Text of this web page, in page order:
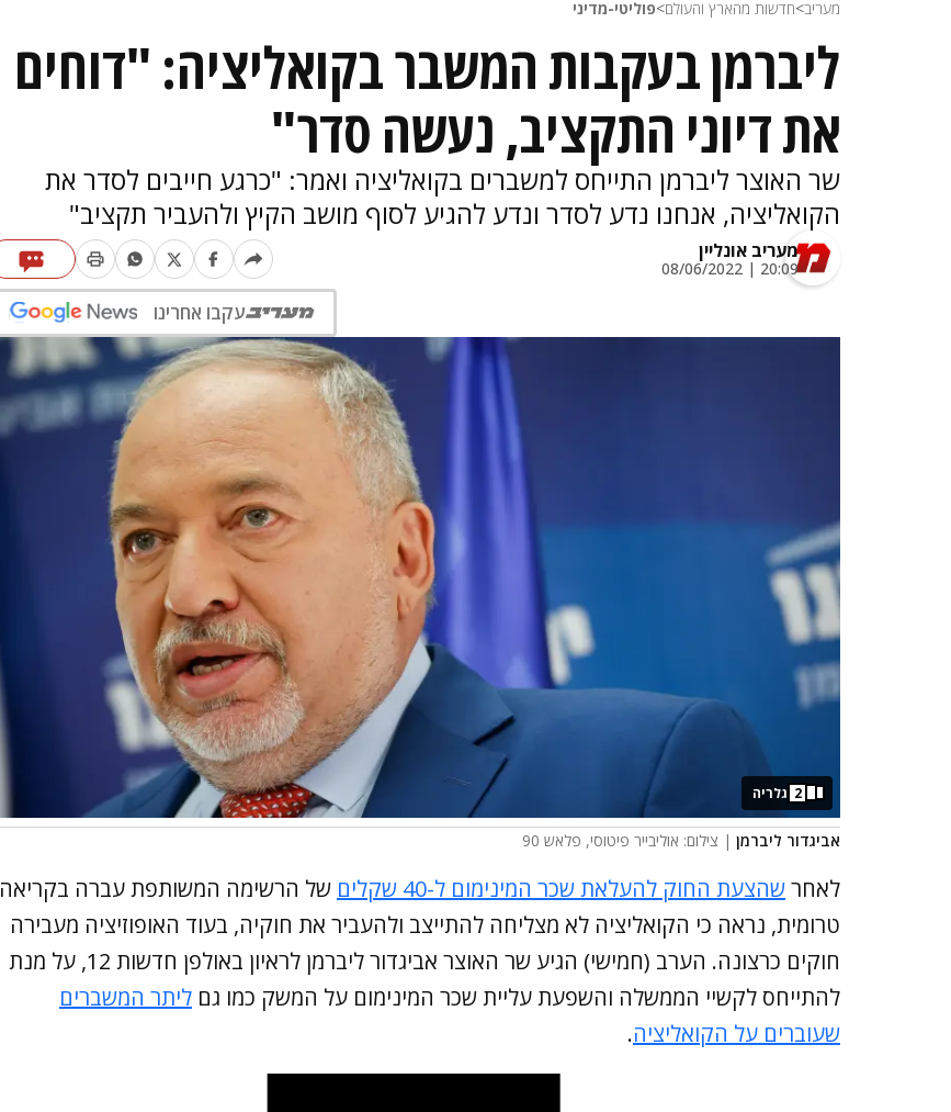
מעריב>חדשות מהארץ והעולם>פוליטי-מדיני
ליברמן בעקבות המשבר בקואליציה: "דוחים
את דיוני התקציב, נעשה סדר"
שר האוצר ליברמן התייחס למשברים בקואליציה ואמר: "כרגע חייבים לסדר את
הקואליציה, אנחנו נדע לסדר ונדע להגיע לסוף מושב הקיץ ולהעביר תקציב"
מעריב אונליין
20:09 | 08/06/2022
עקבו אחרינו
אביגדור ליברמן | צילום: אוליבייר פיטוסי, פלאש 90
2 גלריה
לאחרשהצעת החוק להעלאת שכר המינימום ל-40 שקלים
של הרשימה המשותפת עברה בקריאה
טרומית, נראה כי הקואליציה לא מצליחה להתייצב ולהעביר את חוקיה, בעוד האופוזיציה מעבירה
חוקים כרצונה. הערב (חמישי) הגיע שר האוצר אביגדור ליברמן לראיון באולפן חדשות 12, על מנת
להתייחס לקשיי הממשלה והשפעת עליית שכר המינימום על המשק כמו גם ליתר המשברים
שעוברים על הקואליציה.